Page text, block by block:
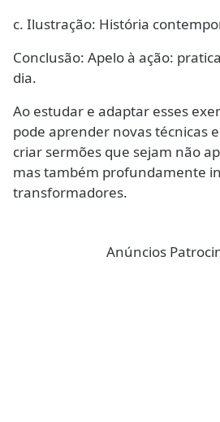
c. Ilustração: História
Conclusão: Apelo à ação:
dia.
Ao estudar e adaptar esses
pode aprender novas técnicas
criar sermões que sejam não
mas também profundamente
transformadores.
Anúncios